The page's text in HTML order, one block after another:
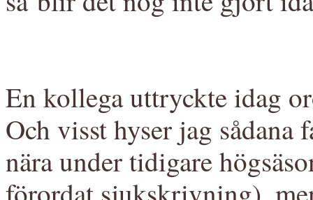
En kollega uttryckte idag
Och visst hyser jag
nära under tidigare